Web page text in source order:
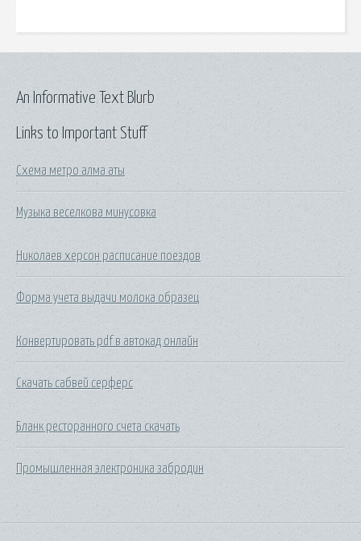
Links to Important Stuff
Схема метро алма аты
Музыка веселкова минусовка
Николаев херсон расписание поездов
Форма учета выдачи молока образец
Конвертировать pdf в автокад онлайн
Скачать сабвей серферс
Бланк ресторанного счета скачать
Промышленная электроника забродин
An Informative Text Blurb